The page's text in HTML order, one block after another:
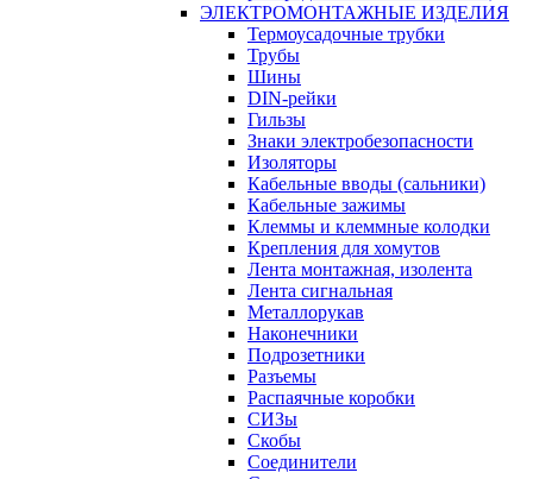
ЭЛЕКТРОМОНТАЖНЫЕ ИЗДЕЛИЯ
Термоусадочные трубки
Трубы
Шины
DIN-рейки
Гильзы
Знаки электробезопасности
Изоляторы
Кабельные вводы (сальники)
Кабельные зажимы
Клеммы и клеммные колодки
Крепления для хомутов
Лента монтажная, изолента
Лента сигнальная
Металлорукав
Наконечники
Подрозетники
Разъемы
Распаячные коробки
СИЗы
Скобы
Соединители